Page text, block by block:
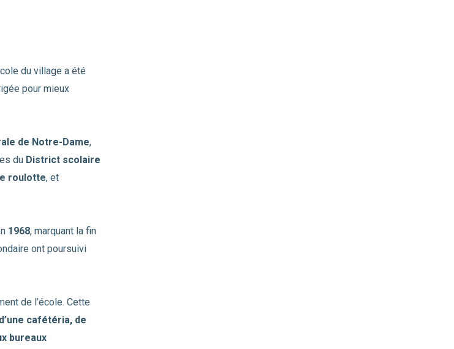
du village a été
pour mieux
de Notre-Dame,
du District scolaire
roulotte, et
1968, marquant la fin
ont poursuivi
de l’école. Cette
cafétéria, de
bureaux